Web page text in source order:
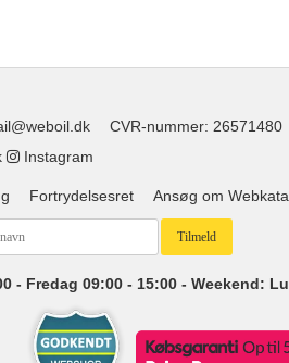
CVR-nummer: 26571480
Instagram
Fortrydelsesret Ansøg om
- Fredag 09:00 - 15:00 - Weekend: